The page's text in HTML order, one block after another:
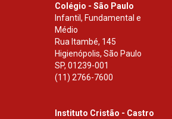
Colégio - São Paulo
Infantil, Fundamental e
Médio
Rua Itambé, 145
Higienópolis, São Paulo
SP, 01239-001
(11) 2766-7600
Instituto Cristão - Castro